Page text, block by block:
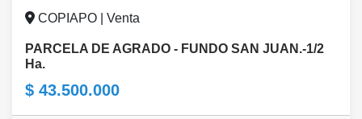
COPIAPO | Venta
PARCELA DE AGRADO - FUNDO SAN JUAN.-1/2
Ha.
$ 43.500.000